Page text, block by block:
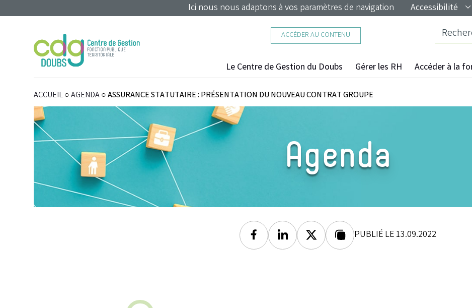
ACCÉDER AU CONTENU
Ici nous nous adaptons à vos paramètres de navigation Accessibilité
Le Centre de Gestion du Doubs Gérer les RH Accéder à la
ACCUEIL○AGENDA○ASSURANCE STATUTAIRE : PRÉSENTATION DU NOUVEAU CONTRAT GROUPE
Agenda
FacebookLinkedinTwitterLien copié
PUBLIÉ LE 13.09.2022